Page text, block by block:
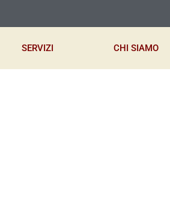
SERVIZI CHI SIAMO